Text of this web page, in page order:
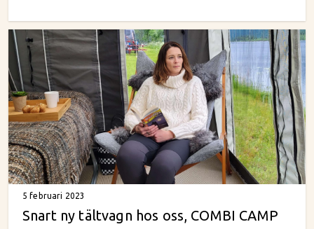
5 februari 2023
Snart ny tältvagn hos oss, COMBI CAMP